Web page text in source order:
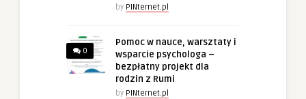
by PINternet.pl
0
Pomoc w nauce, warsztaty i
wsparcie psychologa –
bezpłatny projekt dla
rodzin z Rumi
by PINternet.pl